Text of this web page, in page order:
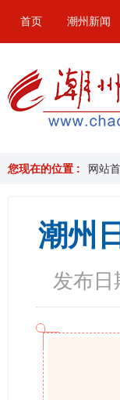
首页 潮州新闻
您现在的位置 : 网站
潮州
发布日